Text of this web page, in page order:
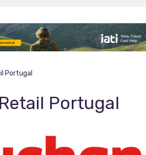
Portugal
Portugal